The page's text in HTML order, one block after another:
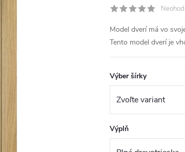
Model dverí má vo
Tento model dverí je
Výber šírky
Výplň